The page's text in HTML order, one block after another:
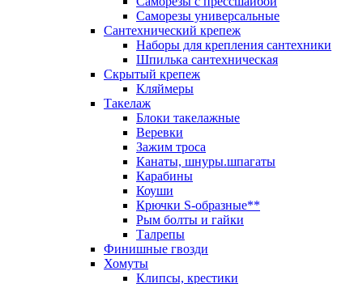
Саморезы универсальные
Сантехнический крепеж
Наборы для крепления сантехники
Шпилька сантехническая
Скрытый крепеж
Кляймеры
Такелаж
Блоки такелажные
Веревки
Зажим троса
Канаты, шнуры.шпагаты
Карабины
Коуши
Крючки S-образные**
Рым болты и гайки
Талрепы
Финишные гвозди
Хомуты
Клипсы, крестики